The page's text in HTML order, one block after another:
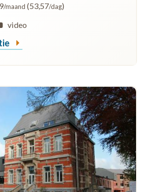
/maand (53,57/dag)
video